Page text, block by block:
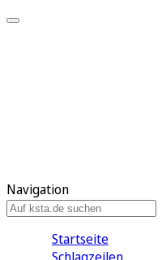
Navigation
Startseite